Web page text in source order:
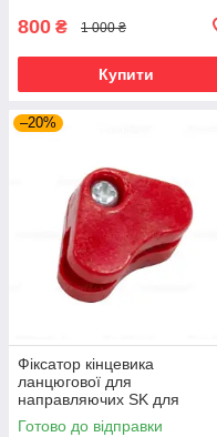
800 ₴ 1 000 ₴
Купити
–20%
Фіксатор кінцевика
ланцюгової для
направляючих SK для
гаражного приводу Sectional
Готово до відправки